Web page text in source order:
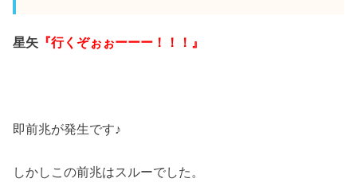
星矢 『行くぞぉぉーーー！！！』
即前兆が発生です♪
しかしこの前兆はスルーでした。